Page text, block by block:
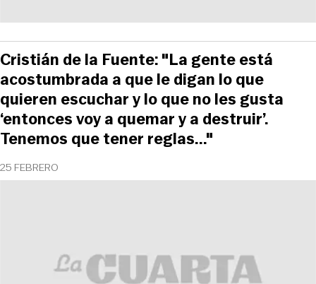
25 FEBRERO
Cristián de la Fuente: "La gente está
acostumbrada a que le digan lo que
quieren escuchar y lo que no les gusta
‘entonces voy a quemar y a destruir’.
Tenemos que tener reglas..."